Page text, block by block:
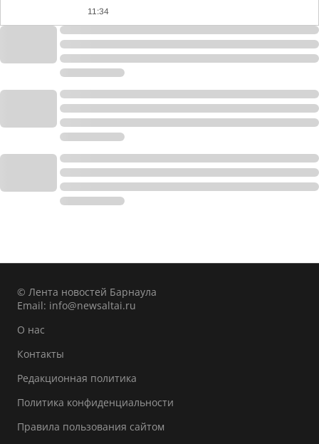
11:34
© Лента новостей Барнаула
Email: info@newsaltai.ru
О нас
Контакты
Редакционная политика
Политика конфиденциальности
Правила пользования сайтом